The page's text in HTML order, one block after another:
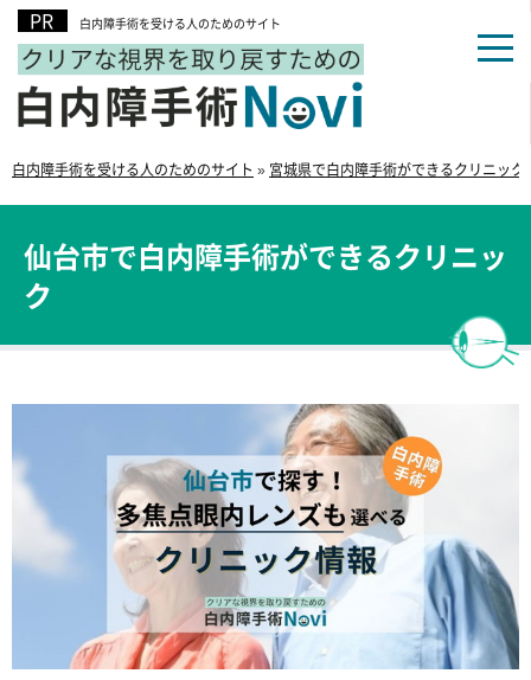
白内障手術を受ける人のためのサイト
白内障手術を受ける人のためのサイト » 宮城県で白内障手術ができるクリニック
仙台市で白内障手術ができるクリニッ
ク